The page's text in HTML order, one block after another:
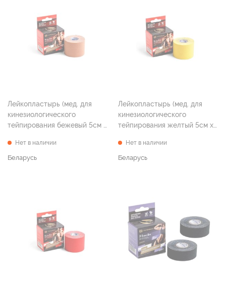
Лейкопластырь (мед. для
кинезиологического
тейпирования бежевый 5см х
Нет в наличии
Беларусь
Лейкопластырь (мед. для
кинезиологического
тейпирования желтый 5см х
Нет в наличии
Беларусь